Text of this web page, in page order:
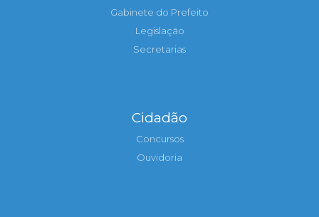
Gabinete do Prefeito
Legislação
Secretarias
Cidadão
Concursos
Ouvidoria